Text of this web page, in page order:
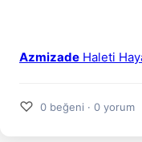
Azmizade Haleti
♡ 0 beğeni · 0 yorum